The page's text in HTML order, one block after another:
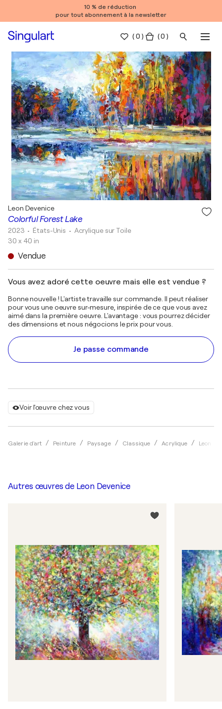
10 % de réduction
pour tout abonnement à la newsletter
(0 ) ( 0 )
Voir l'œuvre chez vous
Galerie d'art Peinture Paysage Classique Acrylique Leon
Colorful Forest Lake
Leon Devenice
2023 • États-Unis • Acrylique sur Toile
30 x 40 in
Vendue
Vous avez adoré cette oeuvre mais elle est vendue ?
Bonne nouvelle ! L'artiste travaille sur commande. Il peut réaliser
pour vous une oeuvre sur-mesure, inspirée de ce que vous avez
aimé dans la première oeuvre. L'avantage : vous pourrez décider
des dimensions et nous négocions le prix pour vous.
Je passe commande
Autres œuvres de Leon Devenice